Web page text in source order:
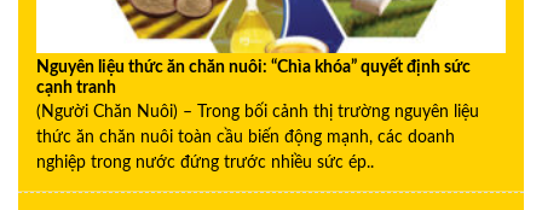
Nguyên liệu thức ăn chăn nuôi: “Chìa khóa” quyết định sức
cạnh tranh
(Người Chăn Nuôi) – Trong bối cảnh thị trường nguyên liệu
thức ăn chăn nuôi toàn cầu biến động mạnh, các doanh
nghiệp trong nước đứng trước nhiều sức ép..